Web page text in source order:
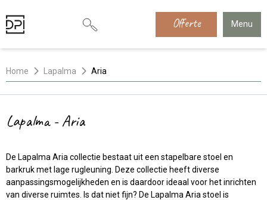
Offerte Menu
Home Lapalma Aria
Lapalma - Aria
De Lapalma Aria collectie bestaat uit een stapelbare stoel en
barkruk met lage rugleuning. Deze collectie heeft diverse
aanpassingsmogelijkheden en is daardoor ideaal voor het inrichten
van diverse ruimtes. Is dat niet fijn? De Lapalma Aria stoel is